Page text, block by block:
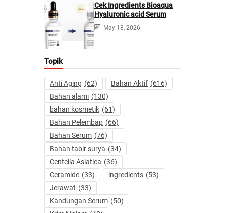
Cek Ingredients Bioaqua
Hyaluronic acid Serum
May 18, 2026
Topik
Anti Aging (62) Bahan Aktif (616)
Bahan alami (130)
bahan kosmetik (61)
Bahan Pelembap (66)
Bahan Serum (76)
Bahan tabir surya (34)
Centella Asiatica (36)
Ceramide (33) ingredients (53)
Jerawat (33)
Kandungan Serum (50)